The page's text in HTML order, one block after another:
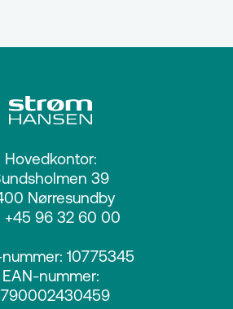
Hovedkontor:
39
Nørresundby
+45 96 32 60 00
10775345
EAN-nummer: